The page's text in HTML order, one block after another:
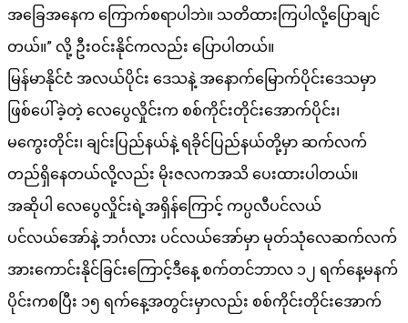
အခြေအနေက ကြောက်စရာပါဘဲ။ သတိထားကြပါလို့ပြောချင်
တယ်။” လို့ ဦးဝင်းနိုင်ကလည်း ပြောပါတယ်။
မြန်မာနိုင်ငံ အလယ်ပိုင်း ဒေသနဲ့ အနောက်မြောက်ပိုင်းဒေသမှာ
ဖြစ်ပေါ်ခဲ့တဲ့ လေပွေလှိုင်းက စစ်ကိုင်းတိုင်းအောက်ပိုင်း၊
မကွေးတိုင်း၊ ချင်းပြည်နယ်နဲ့ ရခိုင်ပြည်နယ်တို့မှာ ဆက်လက်
တည်ရှိနေတယ်လို့လည်း မိုးဇလကအသိ ပေးထားပါတယ်။
အဆိုပါ လေပွေလှိုင်းရဲ့အရှိန်ကြောင့် ကပ္ပလီပင်လယ်
ပင်လယ်အော်နဲ့ ဘင်္ဂလား ပင်လယ်အော်မှာ မုတ်သုံလေဆက်လက်
အားကောင်းနိုင်ခြင်းကြောင့်ဒီနေ့ စက်တင်ဘာလ ၁၂ ရက်နေ့မနက်
ပိုင်းကစပြီး ၁၅ ရက်နေ့အတွင်းမှာလည်း စစ်ကိုင်းတိုင်းအောက်